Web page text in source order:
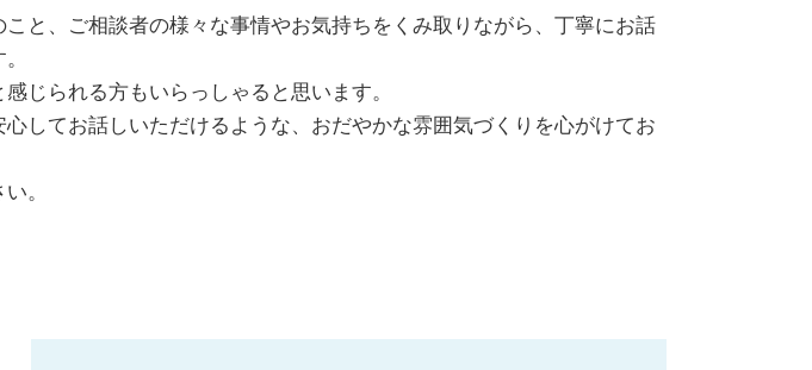
代襲相続 トラブル
と、ご相談者の様々な事情やお気持ちをくみ取りながら、丁寧にお話
じられる方もいらっしゃると思います。
してお話しいただけるような、おだやかな雰囲気づくりを心がけてお
。